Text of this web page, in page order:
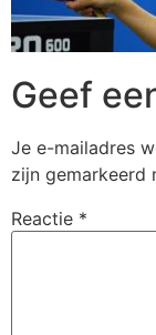
Geef
Je e-mailadres
zijn gemarkeerd
Reactie *